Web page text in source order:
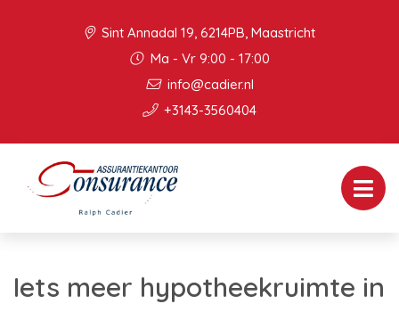
Sint Annadal 19, 6214PB, Maastricht
Ma - Vr 9:00 - 17:00
info@cadier.nl
+3143-3560404
Iets meer hypotheekruimte in